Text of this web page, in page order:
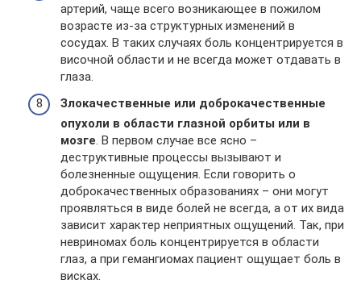
артерий, чаще всего возникающее в пожилом
возрасте из-за структурных изменений в
сосудах. В таких случаях боль концентрируется в
височной области и не всегда может отдавать в
глаза.
Злокачественные или доброкачественные
опухоли в области глазной орбиты или в
мозге. В первом случае все ясно –
деструктивные процессы вызывают и
болезненные ощущения. Если говорить о
доброкачественных образованиях – они могут
проявляться в виде болей не всегда, а от их вида
зависит характер неприятных ощущений. Так, при
невриномах боль концентрируется в области
глаз, а при гемангиомах пациент ощущает боль в
висках.